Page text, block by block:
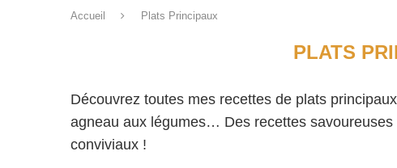
Accueil Plats Principaux
PLATS
Découvrez toutes mes recettes de plats
agneau aux légumes… Des recettes
conviviaux !